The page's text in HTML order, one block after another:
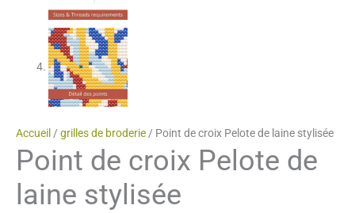
Accueil / grilles de broderie / Point de croix Pelote de laine stylisée
Point de croix Pelote de
laine stylisée